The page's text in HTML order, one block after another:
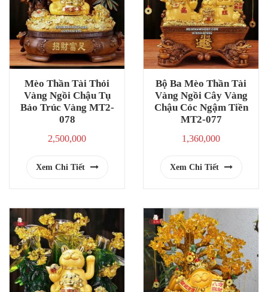
Mèo Thần Tài Thỏi
Vàng Ngồi Chậu Tụ
Bảo Trúc Vàng MT2-
078
2,500,000
Xem Chi Tiết
Bộ Ba Mèo Thần Tài
Vàng Ngồi Cây Vàng
Chậu Cóc Ngậm Tiền
MT2-077
1,360,000
Xem Chi Tiết